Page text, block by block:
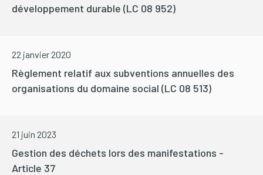
développement durable (LC 08 952)
Règlement relatif aux subventions annuelles des
organisations du domaine social (LC 08 513)
22 janvier 2020
Gestion des déchets lors des manifestations -
Article 37
21 juin 2023